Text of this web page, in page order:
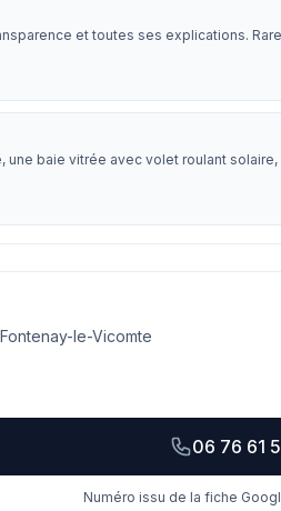
et toutes ses explications.
une baie vitrée avec volet roulant
le-Vicomte
06 76 61
Numéro issu de la fiche